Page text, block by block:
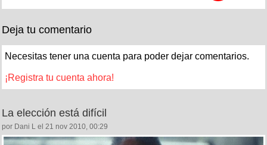
Deja tu comentario
Necesitas tener una cuenta para poder dejar comentarios.
¡Registra tu cuenta ahora!
La elección está difícil
por Dani L el 21 nov 2010, 00:29